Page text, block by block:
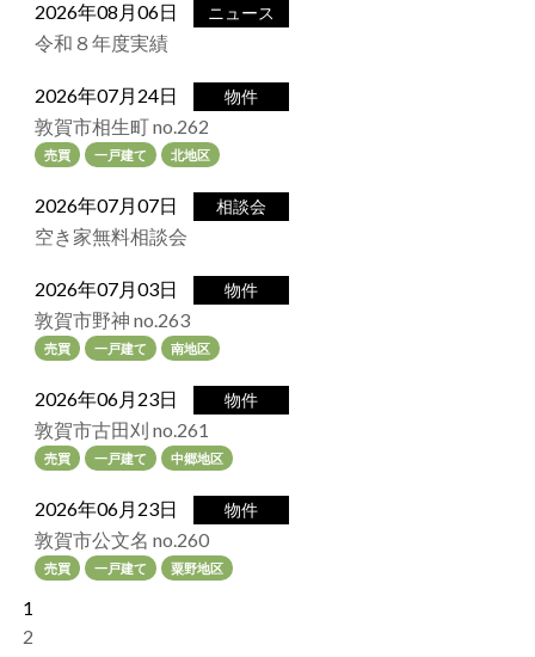
2026年08月06日 ニュース
令和８年度実績
2026年07月24日 物件
敦賀市相生町 no.262
売買 一戸建て 北地区
2026年07月07日 相談会
空き家無料相談会
2026年07月03日 物件
敦賀市野神 no.263
売買 一戸建て 南地区
2026年06月23日 物件
敦賀市古田刈 no.261
売買 一戸建て 中郷地区
2026年06月23日 物件
敦賀市公文名 no.260
売買 一戸建て 粟野地区
1
2